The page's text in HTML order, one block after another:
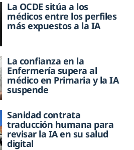
La OCDE sitúa a los
médicos entre los perfiles
más expuestos a la IA
La confianza en la
Enfermería supera al
médico en Primaria y la IA
suspende
Sanidad contrata
traducción humana para
revisar la IA en su salud
digital